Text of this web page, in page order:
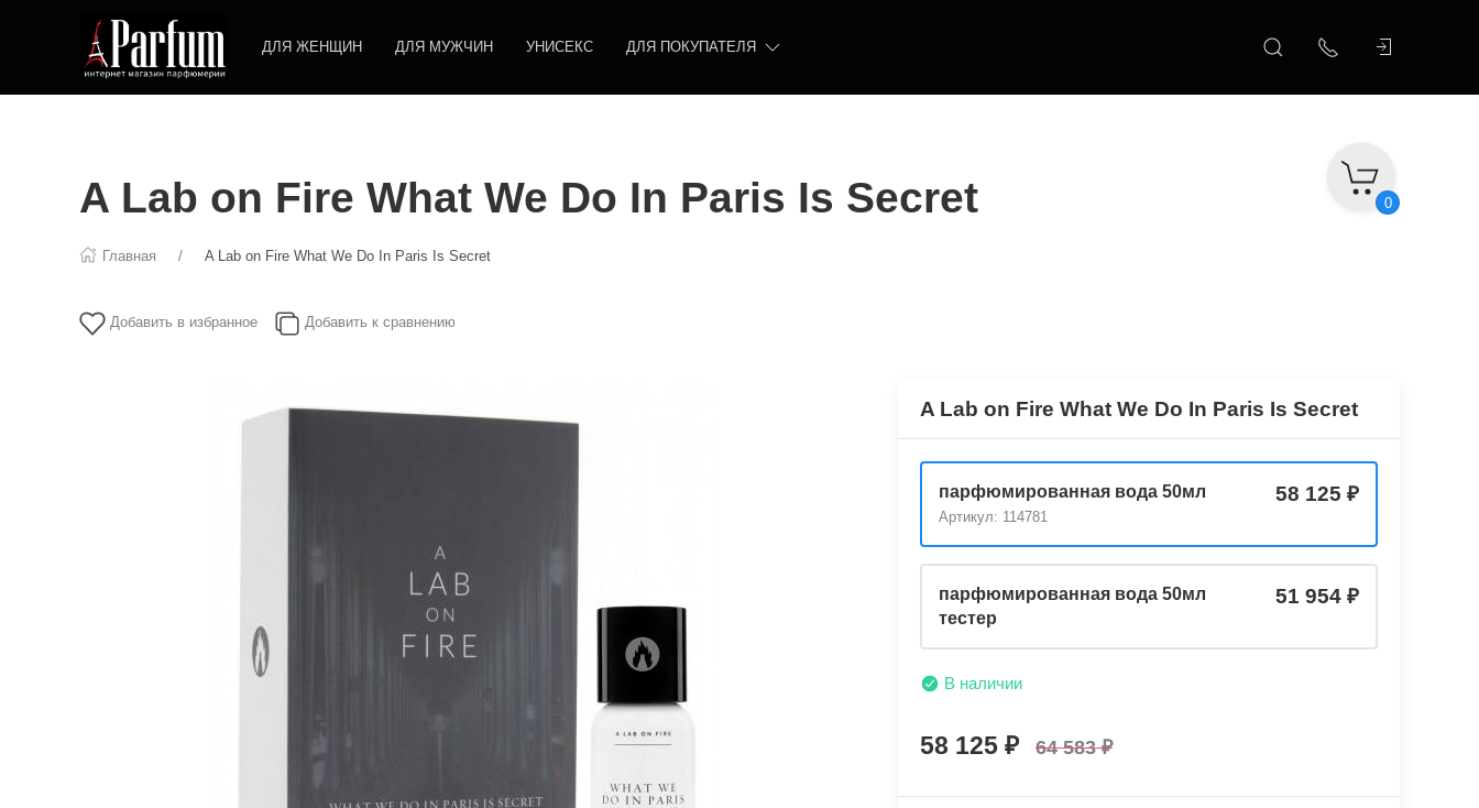
ДЛЯ ЖЕНЩИН ДЛЯ МУЖЧИН УНИСЕКС ДЛЯ ПОКУПАТЕЛЯ
0
A Lab on Fire What We Do In Paris Is Secret
Главная A Lab on Fire What We Do In Paris Is Secret
Добавить в избранное Добавить к сравнению
A Lab on Fire What We Do In Paris Is Secret
парфюмированная вода 50мл
Артикул: 114781
58 125
парфюмированная вода 50мл
тестер
51 954
В наличии
58 125 64 583